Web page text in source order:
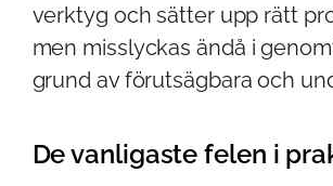
verktyg och sätter upp rätt
men misslyckas ändå i
grund av förutsägbara och
De vanligaste felen i